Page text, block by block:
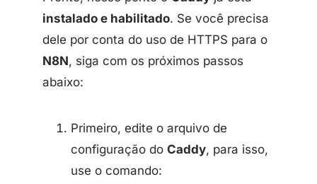
instalado e habilitado. Se você precisa
dele por conta do uso de HTTPS para o
N8N, siga com os próximos passos
abaixo:
Primeiro, edite o arquivo de
configuração do Caddy, para isso,
use o comando: